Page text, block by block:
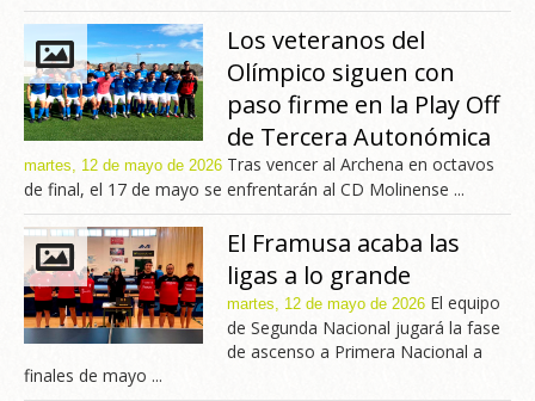
Los veteranos del
Olímpico siguen con
paso firme en la Play Off
de Tercera Autonómica
martes, 12 de mayo de 2026 Tras vencer al Archena en octavos
de final, el 17 de mayo se enfrentarán al CD Molinense ...
El Framusa acaba las
ligas a lo grande
martes, 12 de mayo de 2026 El equipo
de Segunda Nacional jugará la fase
de ascenso a Primera Nacional a
finales de mayo ...